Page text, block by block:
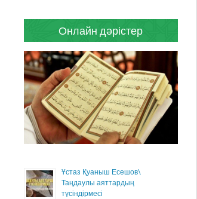
Онлайн дәрістер
Ұстаз Қуаныш Есешов\
Таңдаулы аяттардың
түсіндірмесі